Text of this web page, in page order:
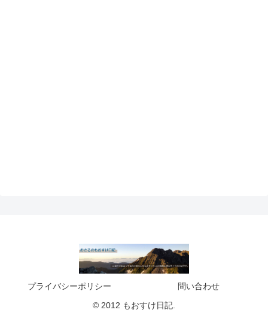
プライバシーポリシー
問い合わせ
© 2012 もおすけ日記.